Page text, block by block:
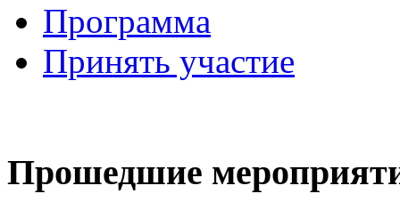
Программа
Принять участие
Прошедшие